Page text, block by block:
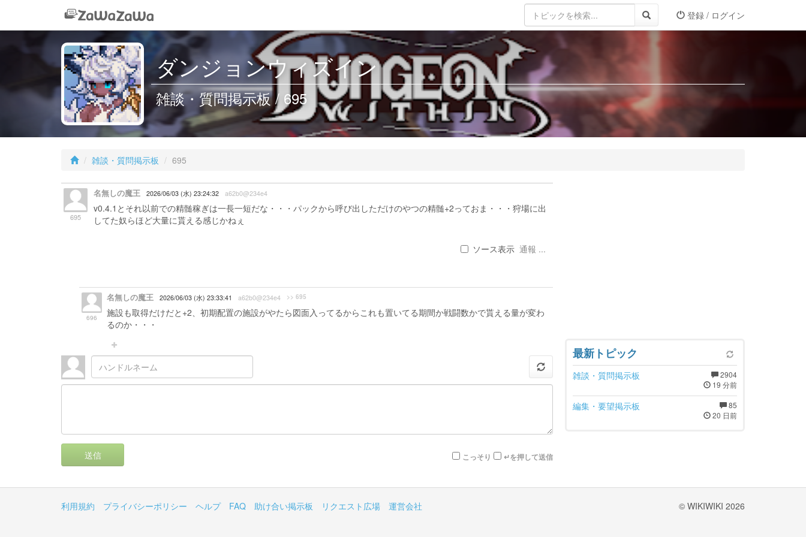
登録 / ログイン
ダンジョンウィズイン
雑談・質問掲示板 / 695
雑談・質問掲示板 695
695
名無しの魔王 2026/06/03 (水) 23:24:32 a62b0@234e4
v0.4.1とそれ以前での精髄稼ぎは一長一短だな・・・パックから呼び出しただけのやつの精髄+2っておま・・・狩場に出
してた奴らほど大量に貰える感じかねぇ
ソース表示 通報 ...
696
名無しの魔王 2026/06/03 (水) 23:33:41 a62b0@234e4 >> 695
施設も取得だけだと+2、初期配置の施設がやたら図面入ってるからこれも置いてる期間か戦闘数かで貰える量が変わ
るのか・・・
送信 こっそり ↵を押して送信
最新トピック
2904
19 分前
雑談・質問掲示板
85
20 日前
編集・要望掲示板
利用規約 プライバシーポリシー ヘルプ FAQ 助け合い掲示板 リクエスト広場 運営会社 © WIKIWIKI 2026